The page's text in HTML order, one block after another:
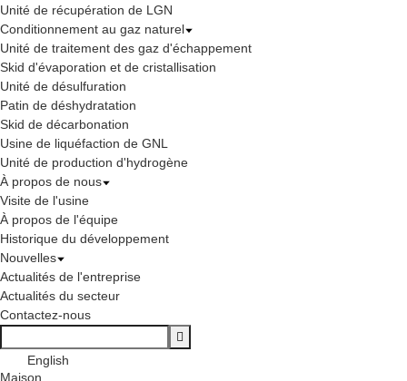
Unité de récupération de LGN
Conditionnement au gaz naturel
Unité de traitement des gaz d'échappement
Skid d'évaporation et de cristallisation
Unité de désulfuration
Patin de déshydratation
Skid de décarbonation
Usine de liquéfaction de GNL
Unité de production d'hydrogène
À propos de nous
Visite de l'usine
À propos de l'équipe
Historique du développement
Nouvelles
Actualités de l'entreprise
Actualités du secteur
Contactez-nous
English
Maison